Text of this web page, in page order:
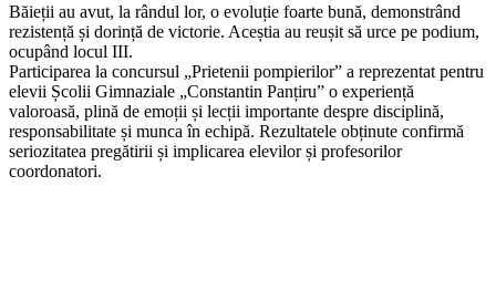
Băieții au avut, la rândul lor, o evoluție foarte bună, demonstrând
rezistență și dorință de victorie. Aceștia au reușit să urce pe podium,
ocupând locul III.
Participarea la concursul „Prietenii pompierilor” a reprezentat pentru
elevii Școlii Gimnaziale „Constantin Panțiru” o experiență
valoroasă, plină de emoții și lecții importante despre disciplină,
responsabilitate și munca în echipă. Rezultatele obținute confirmă
seriozitatea pregătirii și implicarea elevilor și profesorilor
coordonatori.